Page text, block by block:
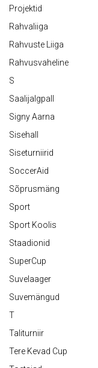
Projektid
Rahvaliiga
Rahvuste Liiga
Rahvusvaheline
S
Saalijalgpall
Signy Aarna
Sisehall
Siseturniirid
SoccerAid
Sõprusmäng
Sport
Sport Koolis
Staadionid
SuperCup
Suvelaager
Suvemängud
T
Taliturniir
Tere Kevad Cup